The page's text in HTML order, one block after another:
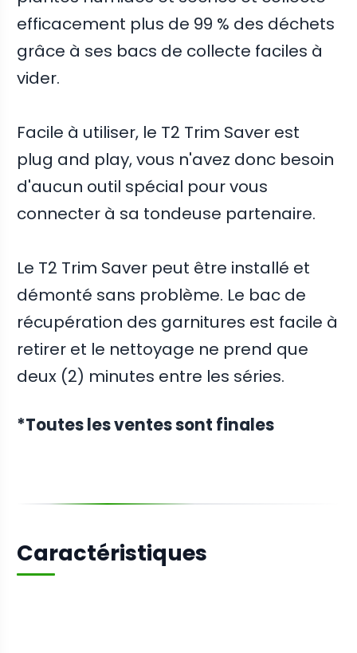
efficacement plus de 99 % des déchets
grâce à ses bacs de collecte faciles à
vider.
Facile à utiliser, le T2 Trim Saver est
plug and play, vous n'avez donc besoin
d'aucun outil spécial pour vous
connecter à sa tondeuse partenaire.
Le T2 Trim Saver peut être installé et
démonté sans problème. Le bac de
récupération des garnitures est facile à
retirer et le nettoyage ne prend que
deux (2) minutes entre les séries.
*Toutes les ventes sont finales
Caractéristiques